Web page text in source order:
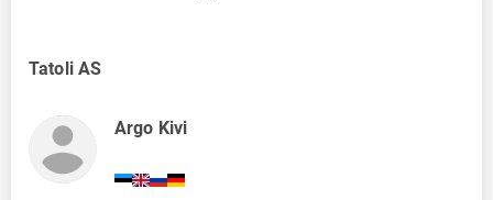
Tatoli AS
Argo Kivi